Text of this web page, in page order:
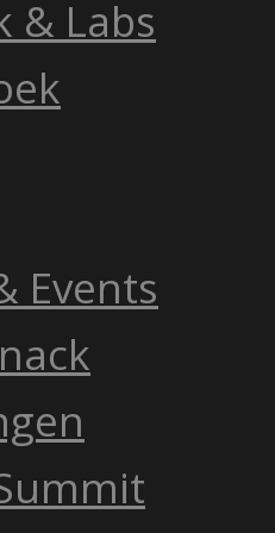
& Labs
Events